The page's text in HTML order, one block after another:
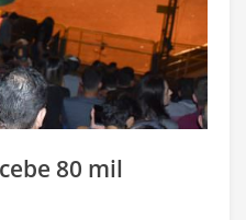
80 mil